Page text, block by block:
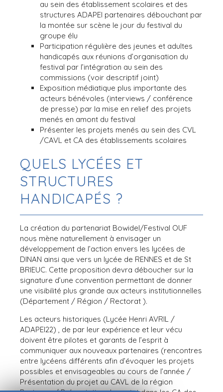
au sein des établissement scolaires et des
structures ADAPEI partenaires débouchant par
la montée sur scène le jour du festival du
groupe élu
Participation régulière des jeunes et adultes
handicapés aux réunions d’organisation du
festival par l’intégration au sein des
commissions (voir descriptif joint)
Exposition médiatique plus importante des
acteurs bénévoles (interviews / conférence
de presse) par la mise en relief des projets
menés en amont du festival
Présenter les projets menés au sein des CVL
/CAVL et CA des établissements scolaires
QUELS LYCÉES ET
STRUCTURES
HANDICAPÉS ?
La création du partenariat Bowidel/Festival OUF
nous mène naturellement à envisager un
développement de l’action envers les lycées de
DINAN ainsi que vers un lycée de RENNES et de St
BRIEUC. Cette proposition devra déboucher sur la
signature d’une convention permettant de donner
une visibilité plus grande aux acteurs institutionnelles
(Département / Région / Rectorat ).
Les acteurs historiques (Lycée Henri AVRIL /
ADAPEI22) , de par leur expérience et leur vécu
doivent être pilotes et garants de l’esprit à
communiquer aux nouveaux partenaires (rencontres
entre lycéens différents afin d’évoquer les projets
possibles et envisageables au cours de l’année /
Présentation du projet au CAVL de la région